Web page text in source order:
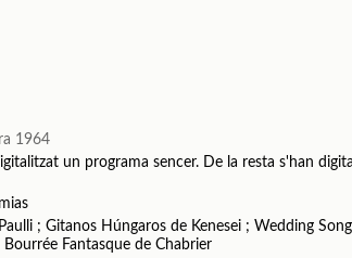
1964
un programa sencer. De la resta s'han
; Gitanos Húngaros de Kenesei ; Wedding
Bourrée Fantasque de Chabrier